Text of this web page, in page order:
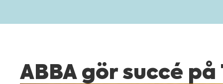
ABBA gör succé på